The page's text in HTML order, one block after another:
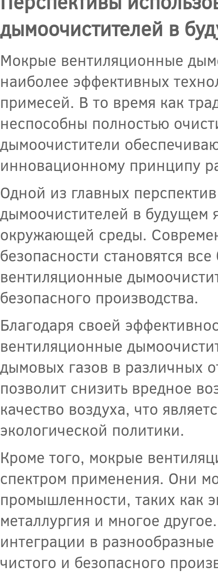
дымоочистителей в
Мокрые вентиляционные
наиболее эффективных
примесей. В то время как
неспособны полностью
дымоочистители
инновационному принципу
Одной из главных
дымоочистителей в будущем
окружающей среды.
безопасности становятся
вентиляционные
безопасного производства.
Благодаря своей
вентиляционные
дымовых газов в различных
позволит снизить вредное
качество воздуха, что
экологической политики.
Кроме того, мокрые
спектром применения. Они
промышленности, таких как
металлургия и многое
интеграции в
чистого и безопасного